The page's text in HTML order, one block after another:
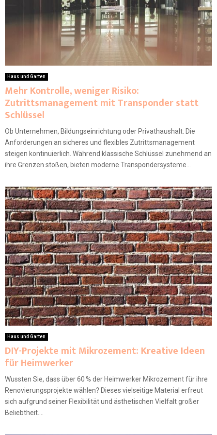
Haus und Garten
Mehr Kontrolle, weniger Risiko:
Zutrittsmanagement mit Transponder statt
Schlüssel
Ob Unternehmen, Bildungseinrichtung oder Privathaushalt: Die
Anforderungen an sicheres und flexibles Zutrittsmanagement
steigen kontinuierlich. Während klassische Schlüssel zunehmend an
ihre Grenzen stoßen, bieten moderne Transpondersysteme...
Haus und Garten
DIY-Projekte mit Mikrozement: Kreative Ideen
für Heimwerker
Wussten Sie, dass über 60 % der Heimwerker Mikrozement für ihre
Renovierungsprojekte wählen? Dieses vielseitige Material erfreut
sich aufgrund seiner Flexibilität und ästhetischen Vielfalt großer
Beliebtheit....